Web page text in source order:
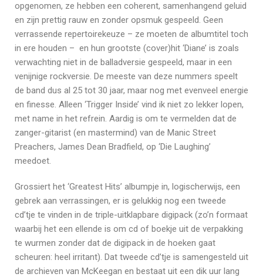
opgenomen, ze hebben een coherent, samenhangend geluid
en zijn prettig rauw en zonder opsmuk gespeeld. Geen
verrassende repertoirekeuze – ze moeten de albumtitel toch
in ere houden – en hun grootste (cover)hit ‘Diane’ is zoals
verwachting niet in de balladversie gespeeld, maar in een
venijnige rockversie. De meeste van deze nummers speelt
de band dus al 25 tot 30 jaar, maar nog met evenveel energie
en finesse. Alleen ‘Trigger Inside’ vind ik niet zo lekker lopen,
met name in het refrein. Aardig is om te vermelden dat de
zanger-gitarist (en mastermind) van de Manic Street
Preachers, James Dean Bradfield, op ‘Die Laughing’
meedoet.
Grossiert het ‘Greatest Hits’ albumpje in, logischerwijs, een
gebrek aan verrassingen, er is gelukkig nog een tweede
cd’tje te vinden in de triple-uitklapbare digipack (zo’n formaat
waarbij het een ellende is om cd of boekje uit de verpakking
te wurmen zonder dat de digipack in de hoeken gaat
scheuren: heel irritant). Dat tweede cd’tje is samengesteld uit
de archieven van McKeegan en bestaat uit een dik uur lang